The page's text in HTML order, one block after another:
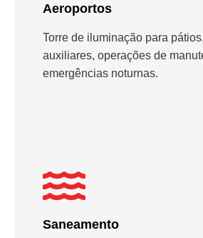
Aeroportos
Torre de iluminação para
auxiliares, operações de
emergências noturnas.
Saneamento